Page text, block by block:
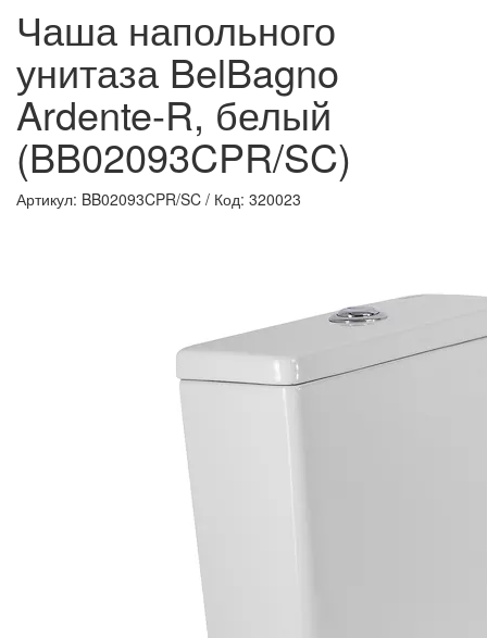
Чаша напольного
унитаза BelBagno
Ardente-R, белый
(BB02093CPR/SC)
Артикул: BB02093CPR/SC / Код: 320023